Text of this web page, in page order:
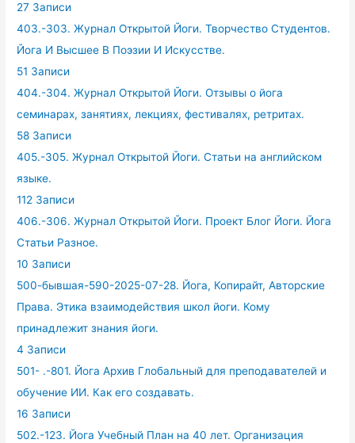
27 Записи
403.-303. Журнал Открытой Йоги. Творчество Студентов.
Йога И Высшее В Поэзии И Искусстве.
51 Записи
404.-304. Журнал Открытой Йоги. Отзывы о йога
семинарах, занятиях, лекциях, фестивалях, ретритах.
58 Записи
405.-305. Журнал Открытой Йоги. Статьи на английском
языке.
112 Записи
406.-306. Журнал Открытой Йоги. Проект Блог Йоги. Йога
Статьи Разное.
10 Записи
500-бывшая-590-2025-07-28. Йога, Копирайт, Авторские
Права. Этика взаимодействия школ йоги. Кому
принадлежит знания йоги.
4 Записи
501- .-801. Йога Архив Глобальный для преподавателей и
обучение ИИ. Как его создавать.
16 Записи
502.-123. Йога Учебный План на 40 лет. Организация